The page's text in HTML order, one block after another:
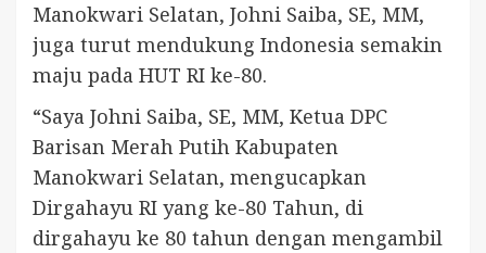
Manokwari Selatan, Johni Saiba, SE, MM,
juga turut mendukung Indonesia semakin
maju pada HUT RI ke-80.
“Saya Johni Saiba, SE, MM, Ketua DPC
Barisan Merah Putih Kabupaten
Manokwari Selatan, mengucapkan
Dirgahayu RI yang ke-80 Tahun, di
dirgahayu ke 80 tahun dengan mengambil